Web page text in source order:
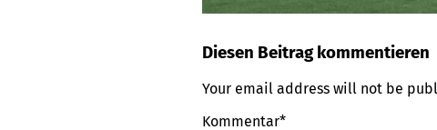
Diesen Beitrag kommentieren
Your email address will not be
Kommentar*